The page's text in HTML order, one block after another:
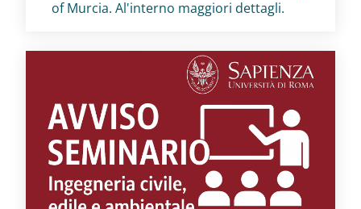
of Murcia. Al'interno maggiori dettagli.